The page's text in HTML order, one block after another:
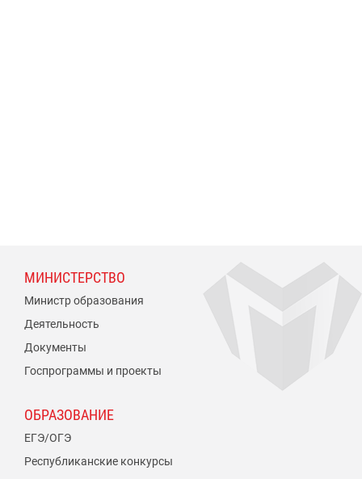
МИНИСТЕРСТВО
Министр образования
Деятельность
Документы
Госпрограммы и проекты
ОБРАЗОВАНИЕ
ЕГЭ/ОГЭ
Республиканские конкурсы